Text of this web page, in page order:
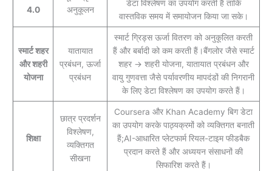
4.0
अनुकूलन
डेटा विश्लेषण का उपयोग करती हैं ताकि
वास्तविक समय में समायोजन किया जा सके।
स्मार्ट शहर
और शहरी
योजना
यातायात
प्रबंधन, ऊर्जा
प्रबंधन
स्मार्ट ग्रिड्स ऊर्जा वितरण को अनुकूलित करती
हैं और बर्बादी को कम करती हैं।बैंगलोर जैसे स्मार्ट
शहर → शहरी योजना, यातायात प्रबंधन और
वायु गुणवत्ता जैसे पर्यावरणीय मापदंडों की निगरानी
के लिए डेटा विश्लेषण का उपयोग करते हैं।
शिक्षा
छात्र प्रदर्शन
विश्लेषण,
व्यक्तिगत
सीखना
Coursera और Khan Academy बिग डेटा
का उपयोग करके पाठ्यक्रमों को व्यक्तिगत बनाती
हैं;AI-आधारित प्लेटफार्म रियल-टाइम फीडबैक
प्रदान करते हैं और अध्ययन संसाधनों की
सिफारिश करते हैं।